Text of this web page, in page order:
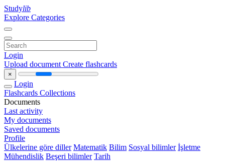
Studylib
Explore Categories
Login
Upload document Create flashcards
×
Login
Flashcards Collections
Documents
Last activity
My documents
Saved documents
Profile
Ülkelerine göre diller Matematik Bilim Sosyal bilimler İşletme
Mühendislik Beşeri bilimler Tarih